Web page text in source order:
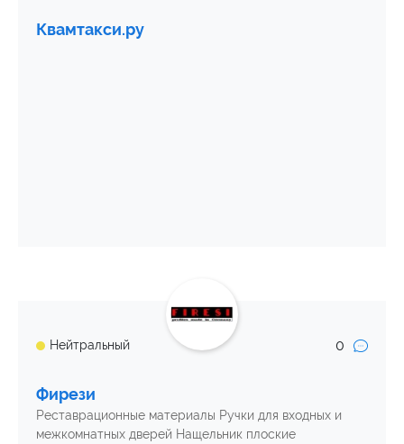
Квамтакси.ру
Нейтральный 0
Фирези
Реставрационные материалы Ручки для входных и
межкомнатных дверей Нащельник плоские